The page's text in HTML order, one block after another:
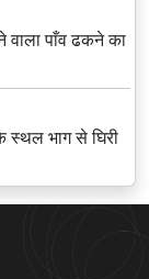
वाला पाँव ढकने का
स्थल भाग से घिरी